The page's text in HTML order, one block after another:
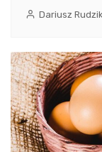
Dariusz